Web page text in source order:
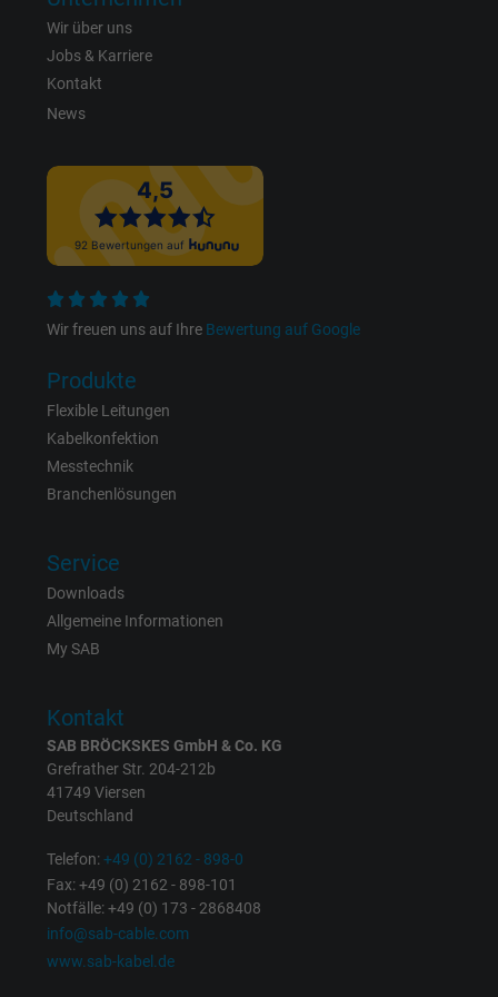
Laufzeit
Name
Anbieter Google Ads Conversion Tracking, Google LLC
Laufzeit Persistent
Zweck Dies ist ein Conversion Tracking-Service.
Name
Anbieter
Laufzeit 6 Monate
Zweck
Anbieter
Laufzeit 1 Jahr
Anzeigenausrichtung und
Name act, Facebook Pixel
Anbieter Facebook Ireland Ltd.
Wir über uns
Jobs & Karriere
Kontakt
News
Wir freuen uns auf Ihre Bewertung auf Google
Produkte
Flexible Leitungen
Kabelkonfektion
Messtechnik
Branchenlösungen
Service
Downloads
Allgemeine Informationen
My SAB
Kontakt
SAB BRÖCKSKES GmbH & Co. KG
Grefrather Str. 204-212b
41749 Viersen
Deutschland
Telefon:+49 (0) 2162 - 898-0
Fax: +49 (0) 2162 - 898-101
Notfälle: +49 (0) 173 - 2868408
info@sab-cable.com
www.sab-kabel.de